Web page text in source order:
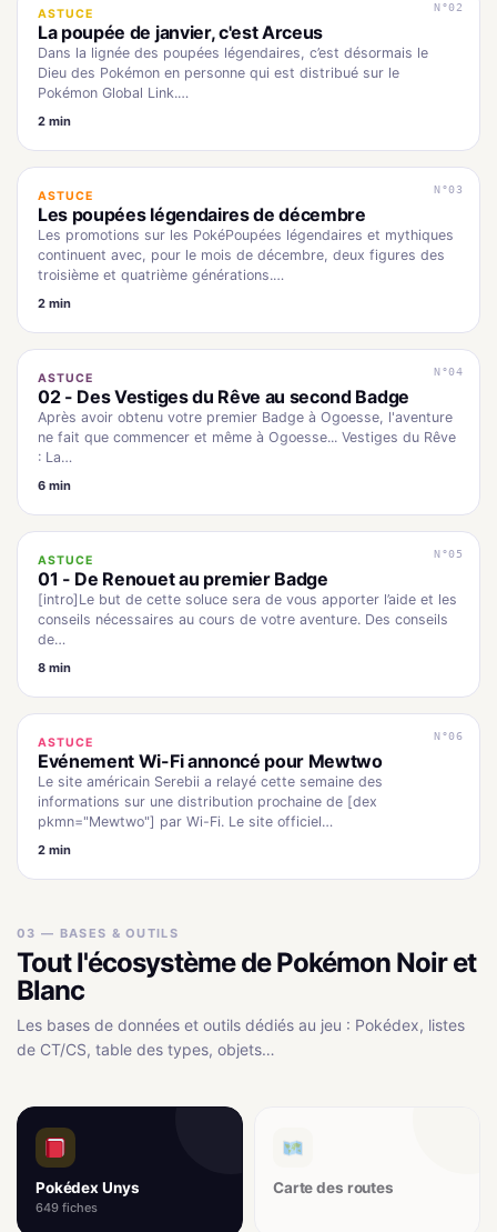
N°02
ASTUCE
La poupée de janvier, c'est Arceus
Dans la lignée des poupées légendaires, c’est désormais le
Dieu des Pokémon en personne qui est distribué sur le
Pokémon Global Link.…
2 min
N°03
ASTUCE
Les poupées légendaires de décembre
Les promotions sur les PokéPoupées légendaires et mythiques
continuent avec, pour le mois de décembre, deux figures des
troisième et quatrième générations.…
2 min
N°04
ASTUCE
02 - Des Vestiges du Rêve au second Badge
Après avoir obtenu votre premier Badge à Ogoesse, l'aventure
ne fait que commencer et même à Ogoesse... Vestiges du Rêve
: La…
6 min
N°05
ASTUCE
01 - De Renouet au premier Badge
[intro]Le but de cette soluce sera de vous apporter l’aide et les
conseils nécessaires au cours de votre aventure. Des conseils
de…
8 min
N°06
ASTUCE
Evénement Wi-Fi annoncé pour Mewtwo
Le site américain Serebii a relayé cette semaine des
informations sur une distribution prochaine de [dex
pkmn="Mewtwo"] par Wi-Fi. Le site officiel…
2 min
03 — BASES & OUTILS
Tout l'écosystème de Pokémon Noir et
Blanc
Les bases de données et outils dédiés au jeu : Pokédex, listes
de CT/CS, table des types, objets…
Pokédex Unys
649 fiches
Carte des routes